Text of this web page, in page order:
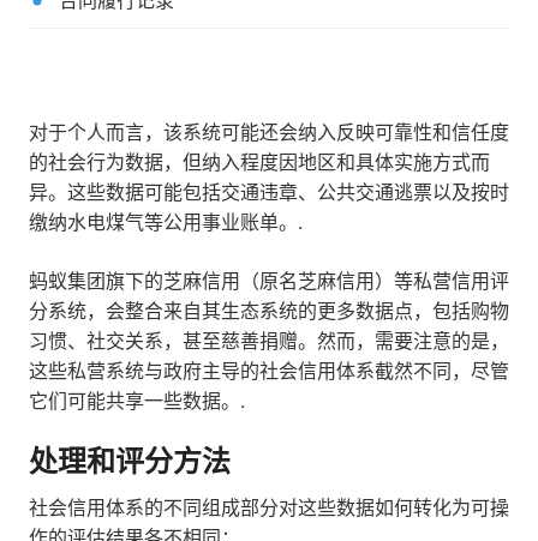
对于个人而言，该系统可能还会纳入反映可靠性和信任度
的社会行为数据，但纳入程度因地区和具体实施方式而
异。这些数据可能包括交通违章、公共交通逃票以及按时
缴纳水电煤气等公用事业账单。.
蚂蚁集团旗下的芝麻信用（原名芝麻信用）等私营信用评
分系统，会整合来自其生态系统的更多数据点，包括购物
习惯、社交关系，甚至慈善捐赠。然而，需要注意的是，
这些私营系统与政府主导的社会信用体系截然不同，尽管
它们可能共享一些数据。.
处理和评分方法
社会信用体系的不同组成部分对这些数据如何转化为可操